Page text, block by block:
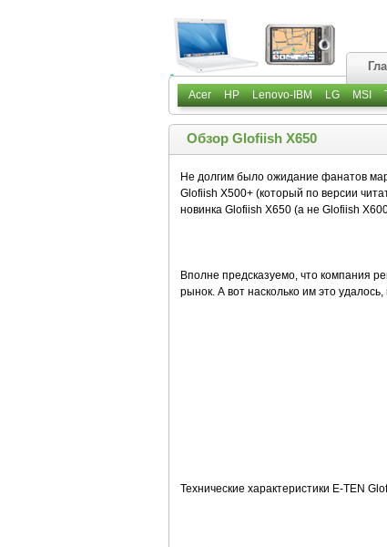
Acer HP Lenovo-IBM LG MSI
Обзор Glofiish X650
Не долгим было ожидание фанатов
Glofiish X500+ (который по версии
новинка Glofiish X650 (а не Glofiish
Вполне предсказуемо, что компания
рынок. А вот насколько им это
Технические характеристики E-TEN